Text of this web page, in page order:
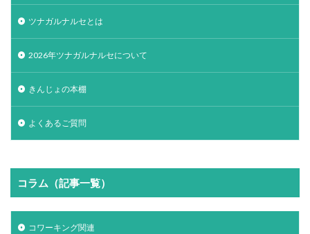
ツナガルナルセとは
2026年ツナガルナルセについて
きんじょの本棚
よくあるご質問
コラム（記事一覧）
コワーキング関連